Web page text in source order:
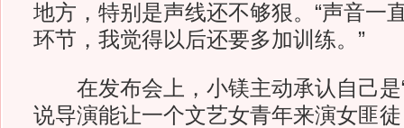
地方，特别是声线还不够狠。“声音一
环节，我觉得以后还要多加训练。”
在发布会上，小镁主动承认自己是
说导演能让一个文艺女青年来演女匪